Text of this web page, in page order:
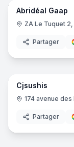
Entreprise de
Abridéal Gaap
ZA Le Tuquet
Partager
Restaurant
Cjsushis
174 avenue
Partager